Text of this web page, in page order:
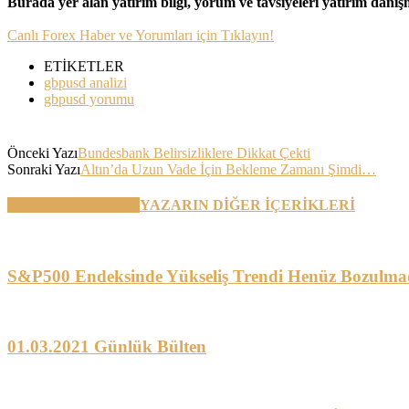
Canlı Forex Haber ve Yorumları için Tıklayın!
ETİKETLER
gbpusd analizi
gbpusd yorumu
Önceki YazıBundesbank Belirsizliklere Dikkat Çekti
Sonraki YazıAltın’da Uzun Vade İçin Bekleme Zamanı Şimdi…
YAZARIN DİĞER İÇERİKLERİ
S&P500 Endeksinde Yükseliş Trendi Henüz
01.03.2021 Günlük Bülten